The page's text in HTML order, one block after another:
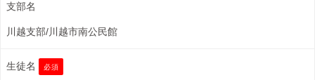
支部名
川越支部/川越市南公民館
生徒名 必須